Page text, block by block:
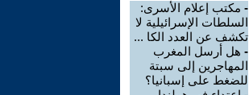
- مكتب إعلام الأسرى:
السلطات الإسرائيلية لا
تكشف عن العدد الكا ...
- هل أرسل المغرب
المهاجرين إلى سبتة
للضغط على إسبانيا؟